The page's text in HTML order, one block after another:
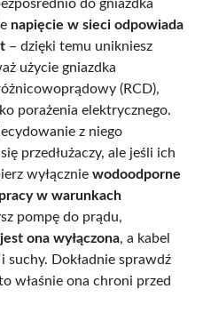
do gniazdka
napięcie w sieci odpowiada
– dzięki temu unikniesz
użycie gniazdka
(RCD),
porażenia elektrycznego.
z niego
przedłużaczy, ale jeśli ich
wyłącznie wodoodporne
w warunkach
pompę do prądu,
jest ona wyłączona, a kabel
suchy. Dokładnie sprawdź
właśnie ona chroni przed